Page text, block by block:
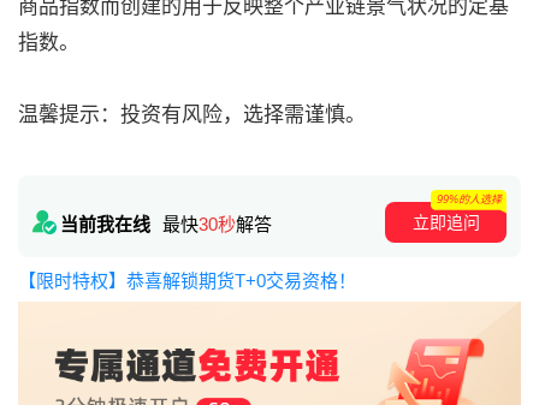
商品指数而创建的用于反映整个产业链景气状况的定基
指数。
温馨提示：投资有风险，选择需谨慎。
当前我在线 最快30秒解答 立即追问
99%的人选择
【限时特权】恭喜解锁期货T+0交易资格！